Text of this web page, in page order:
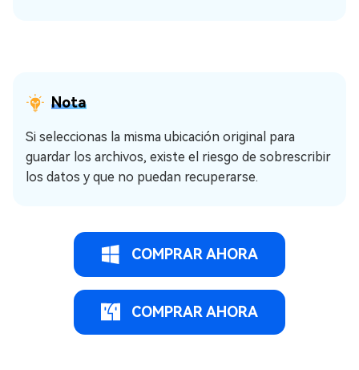
Nota
Si seleccionas la misma ubicación original para
guardar los archivos, existe el riesgo de sobrescribir
los datos y que no puedan recuperarse.
COMPRAR AHORA
COMPRAR AHORA